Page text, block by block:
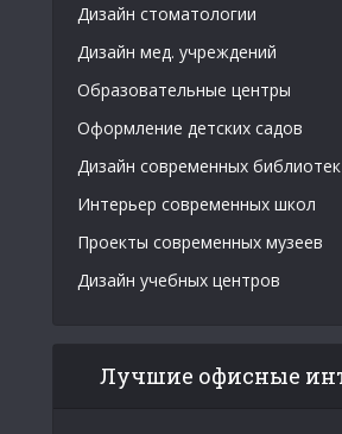
Дизайн стоматологии
Дизайн мед. учреждений
Образовательные центры
Оформление детских садов
Дизайн современных библиотек
Интерьер современных школ
Проекты современных музеев
Дизайн учебных центров
Лучшие офисные